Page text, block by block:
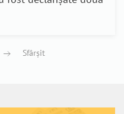
Sfârșit